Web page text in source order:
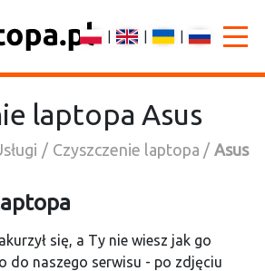
| | |
laptopa Asus
Czyszczenie laptopa Asus
się, a Ty nie wiesz jak go
do naszego serwisu - po zdjęciu